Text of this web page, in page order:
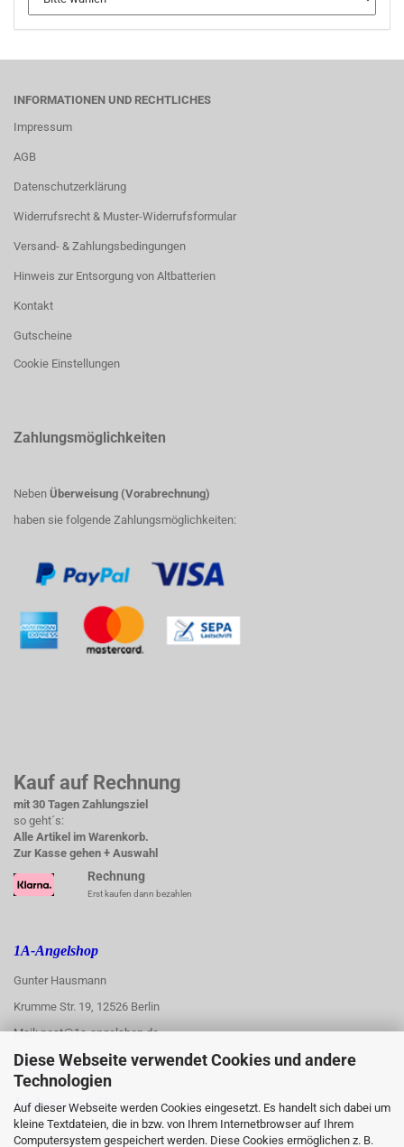
Diese Webseite verwendet Cookies und andere
Technologien
Auf dieser Webseite werden Cookies eingesetzt. Es handelt sich dabei um
kleine Textdateien, die in bzw. von Ihrem Internetbrowser auf Ihrem
Computersystem gespeichert werden. Diese Cookies ermöglichen z. B.
INFORMATIONEN UND RECHTLICHES
Impressum
AGB
Datenschutzerklärung
Widerrufsrecht & Muster-Widerrufsformular
Versand- & Zahlungsbedingungen
Hinweis zur Entsorgung von Altbatterien
Kontakt
Gutscheine
Cookie Einstellungen
Zahlungsmöglichkeiten
Neben Überweisung (Vorabrechnung)
haben sie folgende Zahlungsmöglichkeiten:
Kauf auf Rechnung
mit 30 Tagen Zahlungsziel
so geht´s:
Alle Artikel im Warenkorb.
Zur Kasse gehen + Auswahl
Rechnung
Erst kaufen dann bezahlen
1A-Angelshop
Gunter Hausmann
Krumme Str. 19, 12526 Berlin
Mail: post@1a-angelshop.de
1A-Angelshop-
Ladengeschäft::
Regattastr. 66